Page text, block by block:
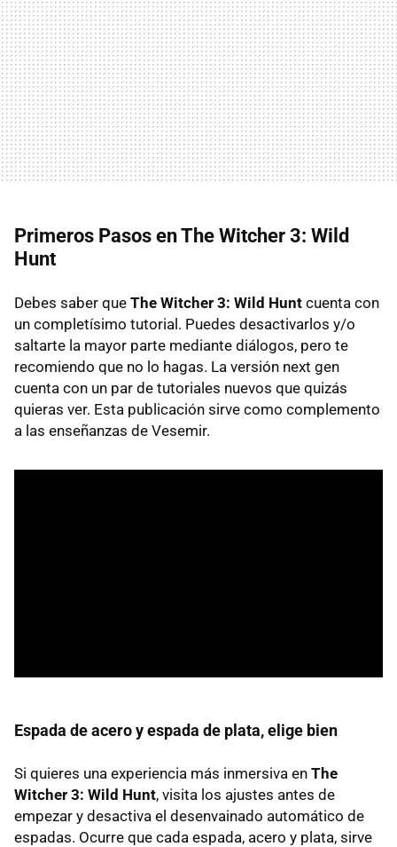
Primeros Pasos en The Witcher 3: Wild
Hunt
Debes saber que The Witcher 3: Wild Hunt cuenta con
un completísimo tutorial. Puedes desactivarlos y/o
saltarte la mayor parte mediante diálogos, pero te
recomiendo que no lo hagas. La versión next gen
cuenta con un par de tutoriales nuevos que quizás
quieras ver. Esta publicación sirve como complemento
a las enseñanzas de Vesemir.
Espada de acero y espada de plata, elige bien
Si quieres una experiencia más inmersiva en The
Witcher 3: Wild Hunt, visita los ajustes antes de
empezar y desactiva el desenvainado automático de
espadas. Ocurre que cada espada, acero y plata, sirve